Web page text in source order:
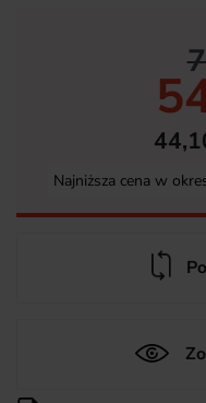
Najniższa cena w